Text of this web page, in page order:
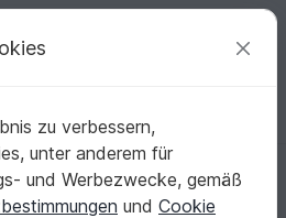
einloggen Kostenlos registrieren
Greif-/Beißringe & Rasseln
Hasi
Hasi
zu verbessern,
unter anderem für
und Werbezwecke, gemäß
und Cookie